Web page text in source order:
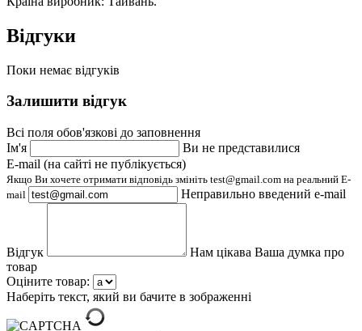
Відгуки
Поки немає відгуків
Залишити відгук
Всі поля обов'язкові до заповнення
Ім'я
Ви не представилися
E-mail (на сайті не публікується)
Якщо Ви хочете отримати відповідь змініть test@gmail.com на реальний E-
mail
Неправильно введений e-mail
Відгук
Нам цікава Ваша думка про
товар
Оціните товар:
Наберіть текст, який ви бачите в зображенні